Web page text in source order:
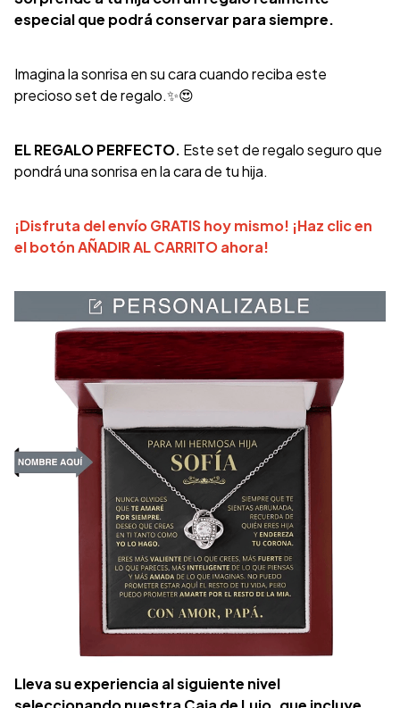
especial que podrá conservar para siempre.
Imagina la sonrisa en su cara cuando reciba este
precioso set de regalo.✨😍
EL REGALO PERFECTO. Este set de regalo seguro que
pondrá una sonrisa en la cara de tu hija.
¡Disfruta del envío GRATIS hoy mismo! ¡Haz clic en
el botón AÑADIR AL CARRITO ahora!
Lleva su experiencia al siguiente nivel